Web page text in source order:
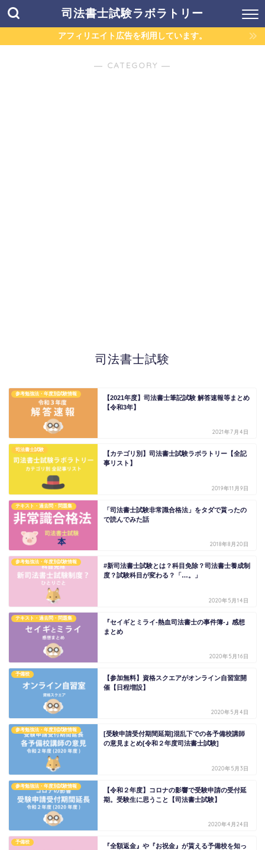
司法書士試験ラボラトリー
アフィリエイト広告を利用しています。
― CATEGORY ―
司法書士試験
参考勉強法・年度別試験情報
【2021年度】司法書士筆記試験 解答速報等まとめ
【令和3年】
2021年7月4日
司法書士試験
【カテゴリ別】司法書士試験ラボラトリー【全記
事リスト】
2019年11月9日
テキスト・過去問・問題集
「司法書士試験非常識合格法」をタダで貰ったの
で読んでみた話
2018年8月20日
参考勉強法・年度別試験情報
#新司法書士試験とは？科目免除？司法書士養成制
度？試験科目が変わる？「…。」
2020年5月14日
テキスト・過去問・問題集
『セイギとミライ-熱血司法書士の事件簿-』感想
まとめ
2020年5月16日
予備校
【参加無料】資格スクエアがオンライン自習室開
催【日程増設】
2020年5月4日
参考勉強法・年度別試験情報
[受験申請受付期間延期]混乱下での各予備校講師
の意見まとめ[令和２年度司法書士試験]
2020年5月3日
参考勉強法・年度別試験情報
【令和２年度】コロナの影響で受験申請の受付延
期。受験生に思うこと【司法書士試験】
2020年4月24日
予備校
『全額返金』や『お祝金』が貰える予備校を知っ